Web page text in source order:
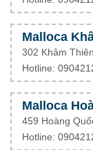
Malloca
302 Khâm
Hotline:
Malloca
459 Hoàng
Hotline: